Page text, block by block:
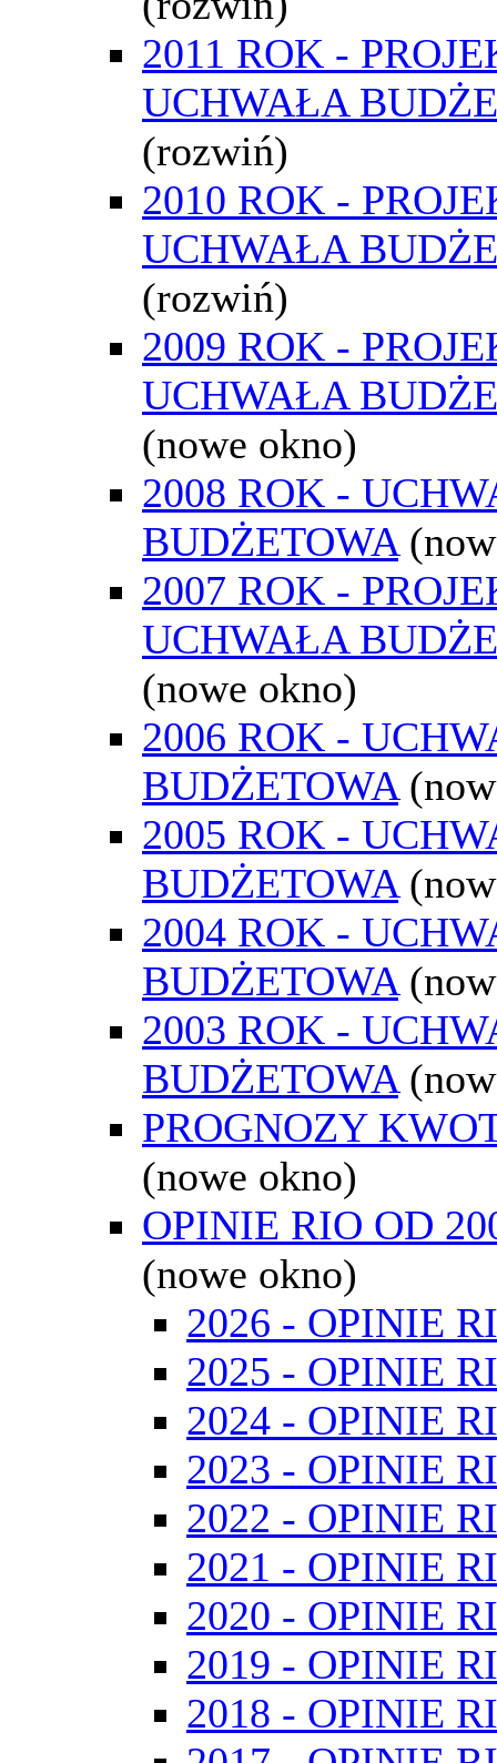
2011 ROK -
UCHWAŁA
(rozwiń)
2010 ROK -
UCHWAŁA
(rozwiń)
2009 ROK -
UCHWAŁA
(nowe okno)
2008 ROK -
BUDŻETOWA
2007 ROK -
UCHWAŁA
(nowe okno)
2006 ROK -
BUDŻETOWA
2005 ROK -
BUDŻETOWA
2004 ROK -
BUDŻETOWA
2003 ROK -
BUDŻETOWA
PROGNOZY
(nowe okno)
OPINIE RIO OD
(nowe okno)
2026 - OPINIE
2025 - OPINIE
2024 - OPINIE
2023 - OPINIE
2022 - OPINIE
2021 - OPINIE
2020 - OPINIE
2019 - OPINIE
2018 - OPINIE